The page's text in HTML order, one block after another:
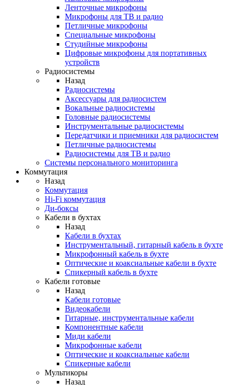
Ленточные микрофоны
Микрофоны для ТВ и радио
Петличные микрофоны
Специальные микрофоны
Студийные микрофоны
Цифровые микрофоны для портативных
устройств
Радиосистемы
Назад
Радиосистемы
Аксессуары для радиосистем
Вокальные радиосистемы
Головные радиосистемы
Инструментальные радиосистемы
Передатчики и приемники для радиосистем
Петличные радиосистемы
Радиосистемы для ТВ и радио
Системы персонального мониторинга
Коммутация
Назад
Коммутация
Hi-Fi коммутация
Ди-боксы
Кабели в бухтах
Назад
Кабели в бухтах
Инструментальный, гитарный кабель в бухте
Микрофонный кабель в бухте
Оптические и коаксиальные кабели в бухте
Спикерный кабель в бухте
Кабели готовые
Назад
Кабели готовые
Видеокабели
Гитарные, инструментальные кабели
Компонентные кабели
Миди кабели
Микрофонные кабели
Оптические и коаксиальные кабели
Спикерные кабели
Мультикоры
Назад